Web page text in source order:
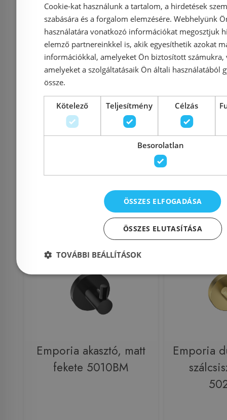
Emporia akasztó, fényes
arany 5010GD
Azonosító: 217375
Kosárba
Emporia
Emporia akasztó, matt
fekete 5010BM
Rendelésre
Emporia
Cookie-kat használunk a tartalom, a hirdetések
szabására és a forgalom elemzésére. Webhelyünk
használatára vonatkozó információkat megosztjuk
elemző partnereinkkel is, akik egyesíthetik azokat
információkkal, amelyeket Ön biztosított számukra,
amelyeket a szolgáltatásaik Ön általi használatából
össze.
Kötelező Teljesítmény Célzás
Besorolatlan
ÖSSZES ELFOGADÁSA
ÖSSZES ELUTASÍTÁSA
TOVÁBBI BEÁLLÍTÁSOK